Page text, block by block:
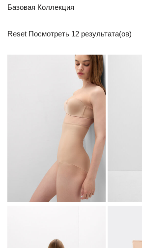
Базовая Коллекция
Reset Посмотреть 12 результата(ов)